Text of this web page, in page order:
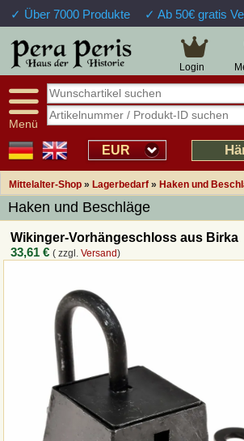
✓ Über 7000 Produkte ✓ Ab 50€ gratis
Login
Menü
EUR
Mittelalter-Shop » Lagerbedarf » Haken und
Haken und Beschläge
Wikinger-Vorhängeschloss aus Birka
33,61 € ( zzgl.Versand)
Große Auswahl
Verfügbarkeitsanzeige
Sendungsverfolgung
Intelligente Navigation
Freundlicher Service
14 Tage
Über 25
Schnelle
Kulant bei
Prof.
Übersicht Mittelalter-Produkte
Impressum
Widerrufsfunktion
Rückruf-Service
Zahlungsweisen